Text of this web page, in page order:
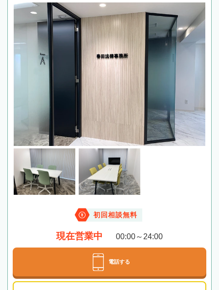
初回相談無料
現在営業中 00:00～24:00
電話する